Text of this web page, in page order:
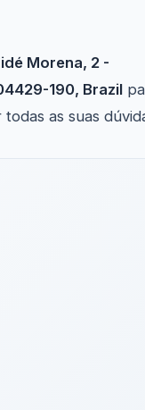
Morena, 2 -
190, Brazil
as suas